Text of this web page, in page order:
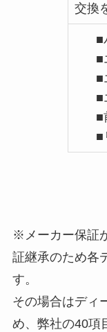
交換
■
■
■
■
■
■
※メーカー保証
証継承のため各
す。
その場合はディ
め、弊社の40項